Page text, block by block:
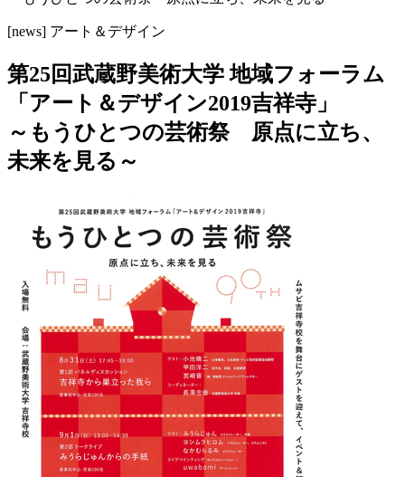
[news] アート＆デザイン
第25回武蔵野美術大学 地域フォーラム
「アート＆デザイン2019吉祥寺」
～もうひとつの芸術祭 原点に立ち、
未来を見る～